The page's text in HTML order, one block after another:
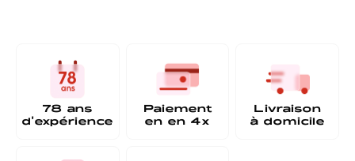
78 ans
d'expérience
Paiement
en en 4x
Livraison
à domicile